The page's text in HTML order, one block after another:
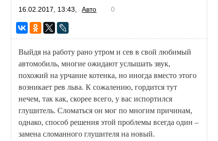
16.02.2017, 13:43, Авто 0
Выйдя на работу рано утром и сев в свой любимый
автомобиль, многие ожидают услышать звук,
похожий на урчание котенка, но иногда вместо этого
возникает рев льва. К сожалению, гордится тут
нечем, так как, скорее всего, у вас испортился
глушитель. Сломаться он мог по многим причинам,
однако, способ решения этой проблемы всегда один –
замена сломанного глушителя на новый.